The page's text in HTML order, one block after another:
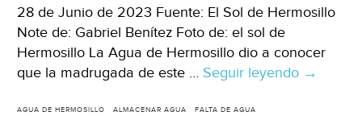
28 de Junio de 2023 Fuente: El Sol de Hermosillo
Note de: Gabriel Benítez Foto de: el sol de
Hermosillo La Agua de Hermosillo dio a conocer
que la madrugada de este … Seguir leyendo Sonora-
→
AGUA DE HERMOSILLO ALMACENAR AGUA FALTA DE AGUA